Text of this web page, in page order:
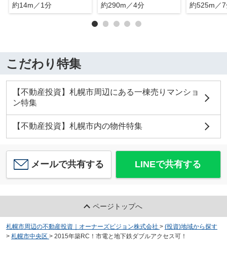
約14m／1分
約290m／4分
約525m／
こだわり特集
【不動産投資】札幌市周辺にある一棟売りマンショ
ン特集
【不動産投資】札幌市内の物件特集
メールで共有する LINEで共有する
ページトップへ
札幌市周辺の不動産投資｜オーナーズビジョン株式会社 > (投資)地域から探す
> 札幌市中央区 > 2015年築RC！市電と地下鉄ダブルアクセス可！